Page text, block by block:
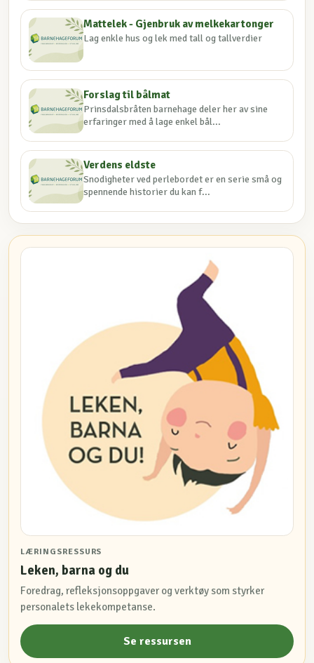
Mattelek - Gjenbruk av melkekartonger
Lag enkle hus og lek med tall og tallverdier
Forslag til bålmat
Prinsdalsbråten barnehage deler her av sine
erfaringer med å lage enkel bål...
Verdens eldste
Snodigheter ved perlebordet er en serie små og
spennende historier du kan f...
LÆRINGSRESSURS
Leken, barna og du
Foredrag, refleksjonsoppgaver og verktøy som styrker
personalets lekekompetanse.
Se ressursen